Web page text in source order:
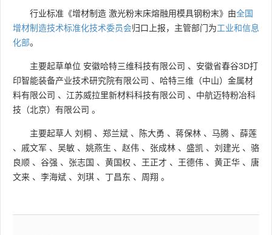
国外标准 技术委员会
行业标准《增材制造 激光粉末床熔融用模具钢粉末》由全国
增材制造技术标准化技术委员会归口上报，主管部门为工业和信息
化部。
主要起草单位 安徽哈特三维科技有限公司 、 安徽省春谷3D打
印智能装备产业技术研究院有限公司 、 哈特三维（中山）金属材
料有限公司 、 江苏威拉里新材料科技有限公司 、 中航迈特粉冶科
技（北京）有限公司 。
主要起草人 刘桐 、 郑兰斌 、 陈大勇 、 蒋保林 、 马腾 、 薛莲
、 戚文军 、 吴敏 、 姚燕生 、 赵伟 、 张成林 、 盛凯 、 刘建光 、 骆
良顺 、 谷强 、 张志国 、 黄国权 、 王正才 、 王德伟 、 黄正华 、 唐
文来 、 李海斌 、 刘琪 、 丁昌东 、 周翔 。